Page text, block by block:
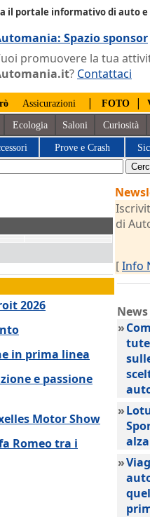
il portale informativo di auto
Spazio sponsor
promuovere la tua
? Contattaci
Assicurazioni | FOTO |
Ecologia Saloni Curiosità
Prove e Crash
2026
in prima linea
e passione
Motor Show
Romeo tra i
di
[Info
News
»
»
alza
»